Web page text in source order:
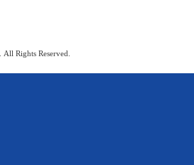
. All Rights Reserved.